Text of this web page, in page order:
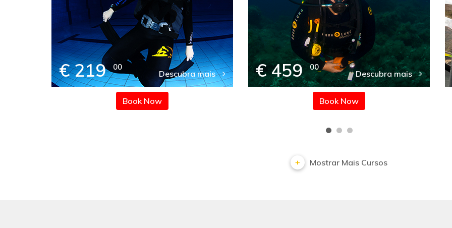
€ 219 00
Descubra mais
Book Now
€ 459 00
Descubra mais
Book Now
Mostrar Mais Cursos